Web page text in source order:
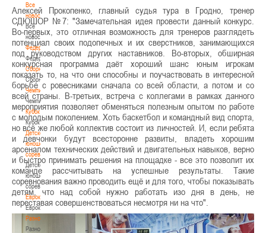
Все
новости
Все
новости
Федерация
Федерация
Сборные
Сборные
Чемпионат
Чемпионат
Кубок
Кубок
Детско-
юношеские
соревнования
Детско-
юношеские
соревнования
Еврокубки
Еврокубки
Разное
Разное
Алексей Прокопенко, главный судья тура в Гродно, тренер
СДЮШОР №7: "Замечательная идея провести данный конкурс.
Во-первых, это отличная возможность для тренеров разглядеть
потенциал своих подопечных и их сверстников, занимающихся
под руководством других наставников. Во-вторых, обширная
конкурсная программа даёт хороший шанс юным игрокам
показать то, на что они способны и поучаствовать в интересной
борьбе с ровесниками сначала со всей области, а потом и со
всей страны. В-третьих, встреча с коллегами в рамках данного
мероприятия позволяет обменяться полезным опытом по работе
с молодым поколением. Хоть баскетбол и командный вид спорта,
но всё же любой коллектив состоит из личностей. И, если ребята
и девчонки будут всесторонне развиты, владеть хорошим
арсеналом технических действий и двигательных навыков, верно
и быстро принимать решения на площадке - все это позволит их
команде рассчитывать на успешные результаты. Такие
соревнования важно проводить ещё и для того, чтобы показывать
детям, что над собой нужно работать изо дня в день, не
переставая совершенствоваться несмотря ни на что".